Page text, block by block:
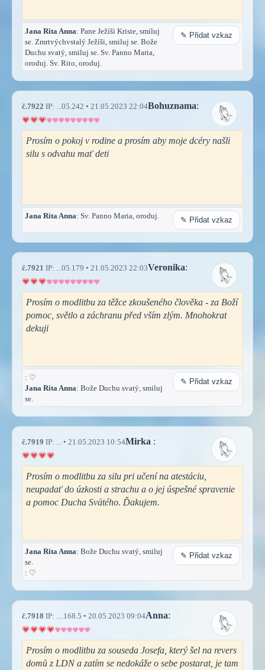
Jana Rita Anna: Pane Ježíši Kriste, smiluj
se. Zmrtvýchvstalý Ježíši, smiluj se. Bože
Duchu svatý, smiluj se. Sv. Panno Maria,
oroduj. Sv. Rito, oroduj.
✎ Přidat vzkaz
č.7922 IP: ...05.242 • 21.05.2023 22:04Bohuznama:
Prosím o pokoj v rodine a prosím aby moje dcéry našli
silu s odvahu mať deti
Jana Rita Anna: Sv. Panno Maria, oroduj. ✎ Přidat vzkaz
č.7921 IP: ...05.179 • 21.05.2023 22:03Veronika:
Prosím o modlitbu za těžce zkoušeného člověka - za Boží
pomoc, světlo a záchranu před vším zlým. Mnohokrat
dekuji
: ♡
Jana Rita Anna: Bože Duchu svatý, smiluj
se.
✎ Přidat vzkaz
č.7919 IP: ... • 21.05.2023 10:54Mirka :
Prosím o modlitbu za silu pri učení na atestáciu,
neupadať do úzkosti a strachu a o jej úspešné spravenie
a pomoc Ducha Svätého. Ďakujem.
Jana Rita Anna: Bože Duchu svatý, smiluj
se.
: ♡
✎ Přidat vzkaz
č.7918 IP: ....168.5 • 20.05.2023 09:04Anna:
Prosím o modlitbu za souseda Josefa, který šel na revers
domů z LDN a zatím se nedokáže o sebe postarat, je tam